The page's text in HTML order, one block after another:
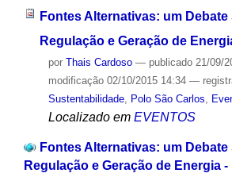
Fontes Alternativas: um Debate
Regulação e Geração de
por Thais Cardoso — publicado21/09/
modificação02/10/2015 14:34 —
Sustentabilidade, Polo São Carlos
Localizado em EVENTOS
Fontes Alternativas: um Debate
Regulação e Geração de Energia